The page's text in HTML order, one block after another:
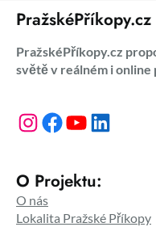
PražskéPříkopy.cz
PražskéPříkopy.cz
světě v reálném i
Instagram Facebook YouTube LinkedIn
O Projektu:
O nás
Lokalita Pražské Příkopy